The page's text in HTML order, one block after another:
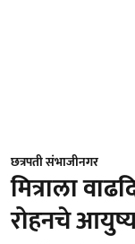
छत्रपती संभाजीनगर
मित्राला
रोहनचे